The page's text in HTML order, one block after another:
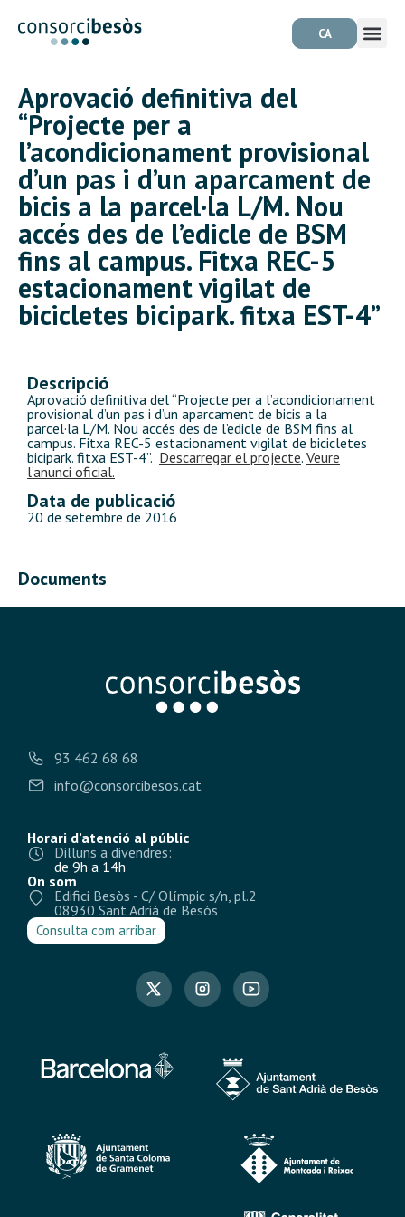
CA
Aprovació definitiva del
“Projecte per a
l’acondicionament provisional
d’un pas i d’un aparcament de
bicis a la parcel·la L/M. Nou
accés des de l’edicle de BSM
fins al campus. Fitxa REC-5
estacionament vigilat de
bicicletes bicipark. fitxa EST-4”
Descripció
Aprovació definitiva del “Projecte per a l’acondicionament
provisional d’un pas i d’un aparcament de bicis a la
parcel·la L/M. Nou accés des de l’edicle de BSM fins al
campus. Fitxa REC-5 estacionament vigilat de bicicletes
bicipark. fitxa EST-4”. Descarregar el projecte. Veure
l’anunci oficial.
Data de publicació
20 de setembre de 2016
Documents
93 462 68 68
info@consorcibesos.cat
Horari d’atenció al públic
Dilluns a divendres:
de 9h a 14h
On som
Edifici Besòs - C/ Olímpic s/n, pl.2
08930 Sant Adrià de Besòs
Consulta com arribar